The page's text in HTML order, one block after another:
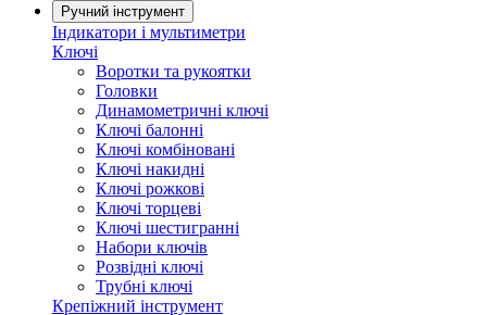
Ручний інструмент
Індикатори і мультиметри
Ключі
Воротки та рукоятки
Головки
Динамометричні ключі
Ключі балонні
Ключі комбіновані
Ключі накидні
Ключі рожкові
Ключі торцеві
Ключі шестигранні
Набори ключів
Розвідні ключі
Трубні ключі
Крепіжний інструмент